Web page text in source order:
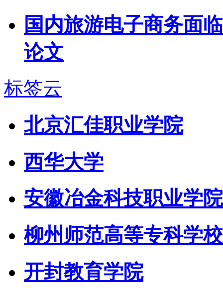
国内旅游电子商务面
论文
标签云
北京汇佳职业学院
西华大学
安徽冶金科技职业学院
柳州师范高等专科学校
开封教育学院